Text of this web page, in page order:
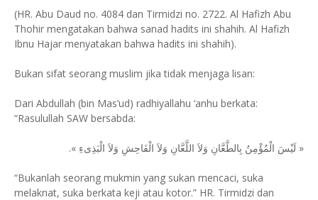
(HR. Abu Daud no. 4084 dan Tirmidzi no. 2722. Al Hafizh Abu
Thohir mengatakan bahwa sanad hadits ini shahih. Al Hafizh
Ibnu Hajar menyatakan bahwa hadits ini shahih).
Bukan sifat seorang muslim jika tidak menjaga lisan:
Dari Abdullah (bin Mas’ud) radhiyallahu ‘anhu berkata:
“Rasulullah SAW bersabda:
« لَيْسَ الْمُؤْمِنُ بِالطَّعَّانِ وَلاَ اللَّعَّانِ وَلاَ الْفَاحِشِ وَلاَ الْبَذِىءِ ».
“Bukanlah seorang mukmin yang sukan mencaci, suka
melaknat, suka berkata keji atau kotor.” HR. Tirmidzi dan